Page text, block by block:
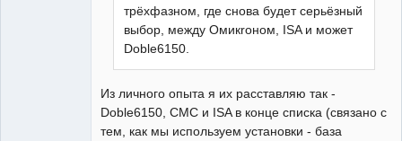
трёхфазном, где снова будет серьёзный
выбор, между Омикrоном, ISA и может
Doble6150.
Из личного опыта я их расставляю так -
Doble6150, CMC и ISA в конце списка (связано с
тем, как мы используем установки - база